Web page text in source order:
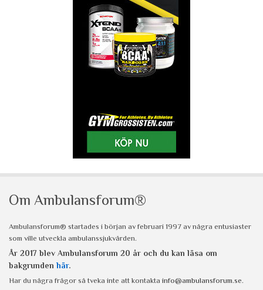
Om Ambulansforum®
Ambulansforum® startades i början av februari 1997 av några entusiaster
som ville utveckla ambulanssjukvården.
År 2017 blev Ambulansforum 20 år och du kan läsa om
bakgrunden här.
Har du några frågor så tveka inte att kontakta info@ambulansforum.se.